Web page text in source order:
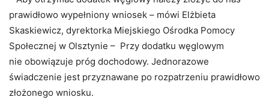
prawidłowo wypełniony wniosek – mówi Elżbieta
Skaskiewicz, dyrektorka Miejskiego Ośrodka Pomocy
Społecznej w Olsztynie – Przy dodatku węglowym
nie obowiązuje próg dochodowy. Jednorazowe
świadczenie jest przyznawane po rozpatrzeniu prawidłowo
złożonego wniosku.